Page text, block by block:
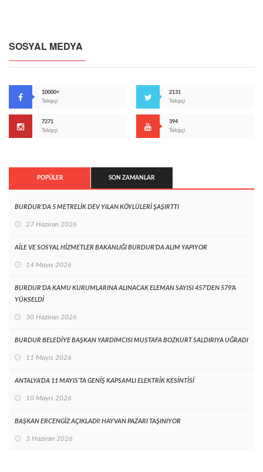
SOSYAL MEDYA
10000+
Takipçi
2131
Takipçi
7271
Takipçi
394
Takipçi
POPÜLER SON ZAMANLAR
BURDUR’DA 5 METRELİK DEV YILAN KÖYLÜLERİ ŞAŞIRTTI
27 Haziran 2026
AİLE VE SOSYAL HİZMETLER BAKANLIĞI BURDUR’DA ALIM YAPIYOR
14 Mayıs 2026
BURDUR’DA KAMU KURUMLARINA ALINACAK ELEMAN SAYISI 457’DEN 579’A
YÜKSELDİ
30 Haziran 2026
BURDUR BELEDİYE BAŞKAN YARDIMCISI MUSTAFA BOZKURT SALDIRIYA UĞRADI
11 Mayıs 2026
ANTALYA’DA 11 MAYIS’TA GENİŞ KAPSAMLI ELEKTRİK KESİNTİSİ
10 Mayıs 2026
BAŞKAN ERCENGİZ AÇIKLADI! HAYVAN PAZARI TAŞINIYOR
3 Haziran 2026